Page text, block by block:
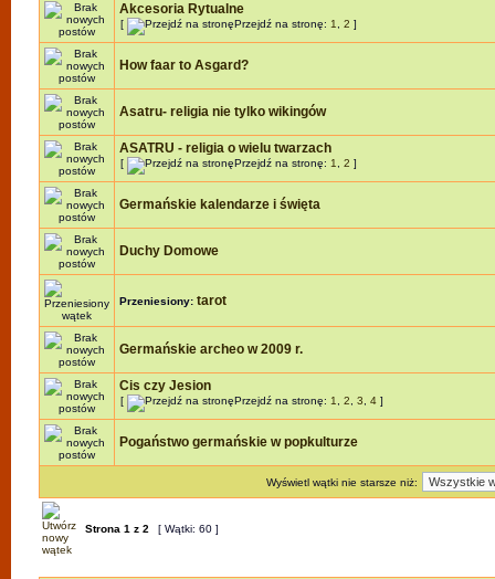
Akcesoria Rytualne
[ Przejdź na stronę: 1 2 ]
How faar to Asgard?
Asatru- religia nie tylko wikingów
ASATRU - religia o wielu twarzach
[ Przejdź na stronę: 1 2 ]
Germańskie kalendarze i święta
Duchy Domowe
Przeniesiony: tarot
Germańskie archeo w 2009 r.
Cis czy Jesion
[ Przejdź na stronę: 1 2 3 4 ]
Pogaństwo germańskie w popkulturze
Wyświetl wątki nie starsze niż:
Strona 1 z 2 [ Wątki: 60 ]